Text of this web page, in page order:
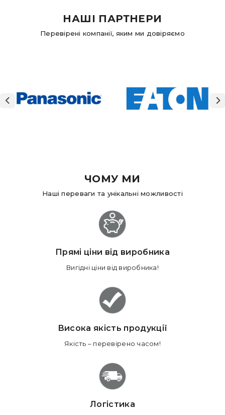
НАШІ ПАРТНЕРИ
Перевірені компанії, яким ми довіряємо
ЧОМУ МИ
Наші переваги та унікальні можливості
Прямі ціни від виробника
Вигідні ціни від виробника!
Висока якість продукції
Якість – перевірено часом!
Логістика